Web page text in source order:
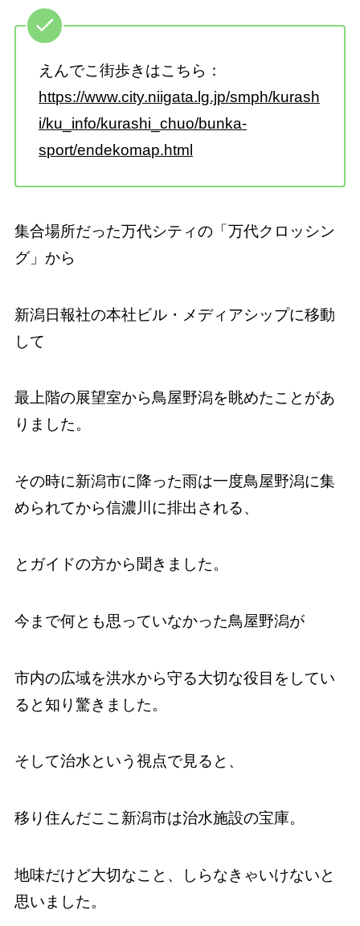
えんでこ街歩きはこちら：
https://www.city.niigata.lg.jp/smph/kurash
i/ku_info/kurashi_chuo/bunka-
sport/endekomap.html
集合場所だった万代シティの「万代クロッシン
グ」から
新潟日報社の本社ビル・メディアシップに移動
して
最上階の展望室から鳥屋野潟を眺めたことがあ
りました。
その時に新潟市に降った雨は一度鳥屋野潟に集
められてから信濃川に排出される、
とガイドの方から聞きました。
今まで何とも思っていなかった鳥屋野潟が
市内の広域を洪水から守る大切な役目をしてい
ると知り驚きました。
そして治水という視点で見ると、
移り住んだここ新潟市は治水施設の宝庫。
地味だけど大切なこと、しらなきゃいけないと
思いました。